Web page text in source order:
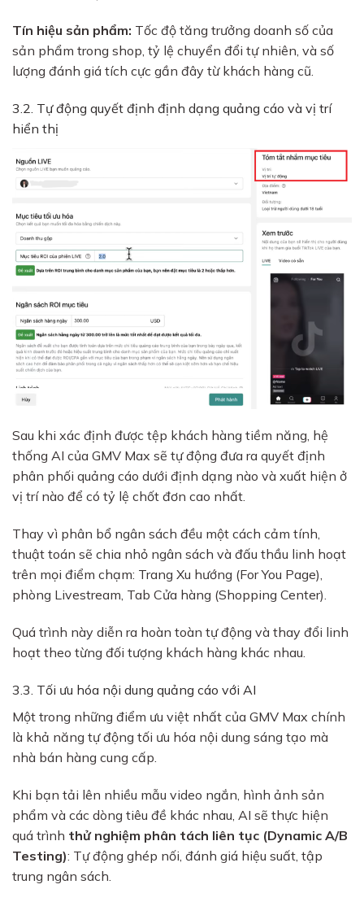
Tín hiệu sản phẩm: Tốc độ tăng trưởng doanh số của
sản phẩm trong shop, tỷ lệ chuyển đổi tự nhiên, và số
lượng đánh giá tích cực gần đây từ khách hàng cũ.
3.2. Tự động quyết định định dạng quảng cáo và vị trí
hiển thị
Sau khi xác định được tệp khách hàng tiềm năng, hệ
thống AI của GMV Max sẽ tự động đưa ra quyết định
phân phối quảng cáo dưới định dạng nào và xuất hiện ở
vị trí nào để có tỷ lệ chốt đơn cao nhất.
Thay vì phân bổ ngân sách đều một cách cảm tính,
thuật toán sẽ chia nhỏ ngân sách và đấu thầu linh hoạt
trên mọi điểm chạm: Trang Xu hướng (For You Page),
phòng Livestream, Tab Cửa hàng (Shopping Center).
Quá trình này diễn ra hoàn toàn tự động và thay đổi linh
hoạt theo từng đối tượng khách hàng khác nhau.
3.3. Tối ưu hóa nội dung quảng cáo với AI
Một trong những điểm ưu việt nhất của GMV Max chính
là khả năng tự động tối ưu hóa nội dung sáng tạo mà
nhà bán hàng cung cấp.
Khi bạn tải lên nhiều mẫu video ngắn, hình ảnh sản
phẩm và các dòng tiêu đề khác nhau, AI sẽ thực hiện
quá trình thử nghiệm phân tách liên tục (Dynamic A/B
Testing): Tự động ghép nối, đánh giá hiệu suất, tập
trung ngân sách.